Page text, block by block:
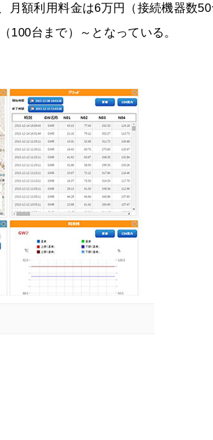
月額利用料金は6万円（接続機器数
100台まで）～となっている。